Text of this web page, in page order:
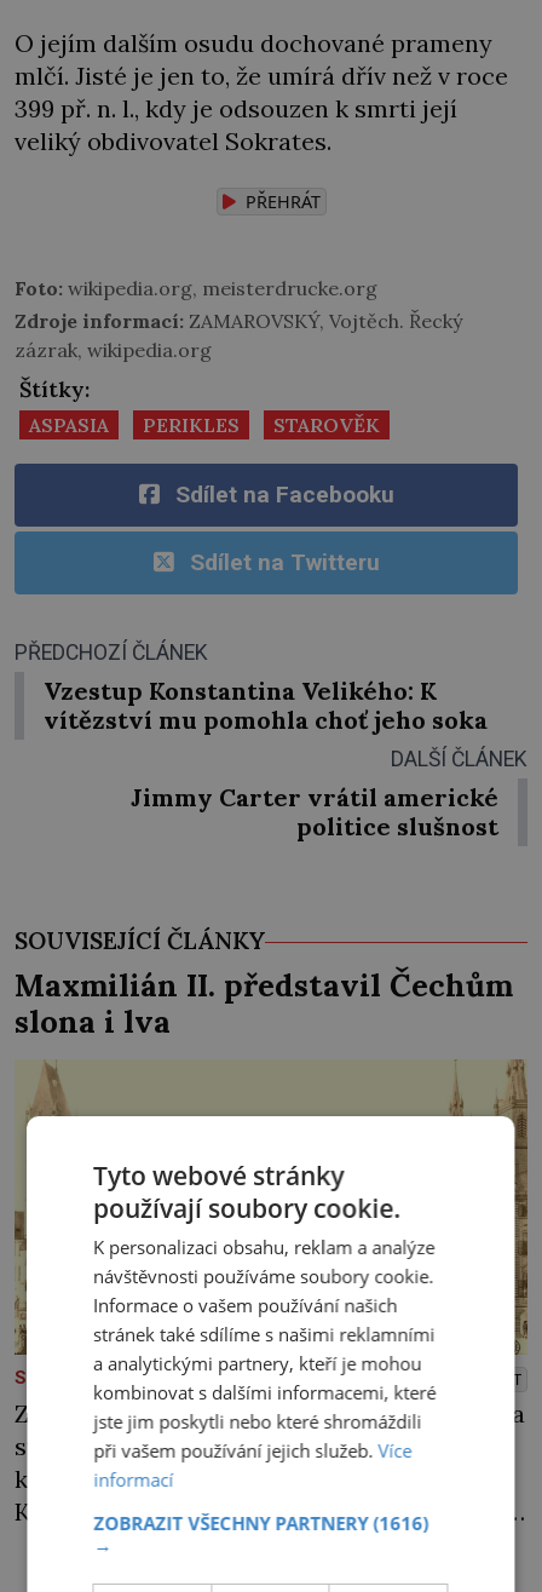
O jejím dalším osudu dochované prameny
mlčí. Jisté je jen to, že umírá dřív než v roce
399 př. n. l., kdy je odsouzen k smrti její
veliký obdivovatel Sokrates.
PŘEHRÁT
Foto: wikipedia.org, meisterdrucke.org
Zdroje informací: ZAMAROVSKÝ, Vojtěch. Řecký
zázrak, wikipedia.org
Štítky:
ASPASIA PERIKLES STAROVĚK
Sdílet na Facebooku
Sdílet na Twitteru
PŘEDCHOZÍ ČLÁNEK
Vzestup Konstantina Velikého: K
vítězství mu pomohla choť jeho soka
DALŠÍ ČLÁNEK
Jimmy Carter vrátil americké
politice slušnost
SOUVISEJÍCÍ ČLÁNKY
Maxmilián II. představil Čechům
slona i lva
SLAVNÉ OSOBNOSTI PŘEHRÁT
Z kráteru na vrcholu sopky šlehají plameny a
stoupá dým. Na jejích strmých úbočích jsou
k vidění kamzíci a prohánějí se tu i veverky.
Kupodivu nejde třeba o sicilskou sopku Etnu,
ale o pražské Staroměstské náměstí. Na jaře
1570 zde císař Maxmilián II. pořádá velkolepé
Tyto webové stránky
používají soubory cookie.
K personalizaci obsahu, reklam a analýze
návštěvnosti používáme soubory cookie.
Informace o vašem používání našich
stránek také sdílíme s našimi reklamními
a analytickými partnery, kteří je mohou
kombinovat s dalšími informacemi, které
jste jim poskytli nebo které shromáždili
při vašem používání jejich služeb.Více
informací
ZOBRAZIT VŠECHNY PARTNERY(1616)
→